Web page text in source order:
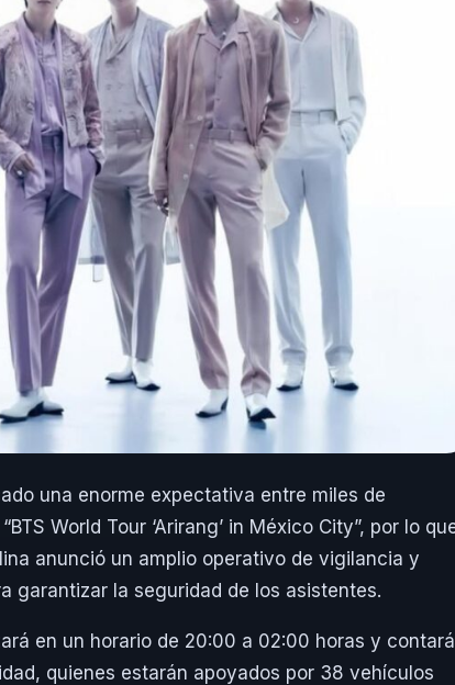
una enorme expectativa entre miles de
World Tour ‘Arirang’ in México City”, por lo
anunció un amplio operativo de vigilancia y
garantizar la seguridad de los asistentes.
en un horario de 20:00 a 02:00 horas y contará
quienes estarán apoyados por 38 vehículos